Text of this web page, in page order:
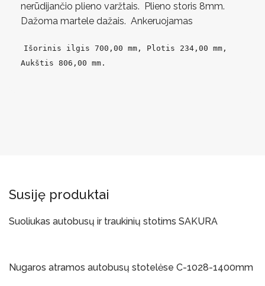
nerūdijančio plieno varžtais. Plieno storis 8mm.
Dažoma martele dažais. Ankeruojamas
Išorinis ilgis 700,00 mm, Plotis 234,00 mm,
Aukštis 806,00 mm.
Susiję produktai
Suoliukas autobusų ir traukinių stotims SAKURA
Nugaros atramos autobusų stotelėse C-1028-1400mm